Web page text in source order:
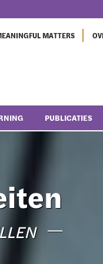
MATTERS
PUBLICATIES